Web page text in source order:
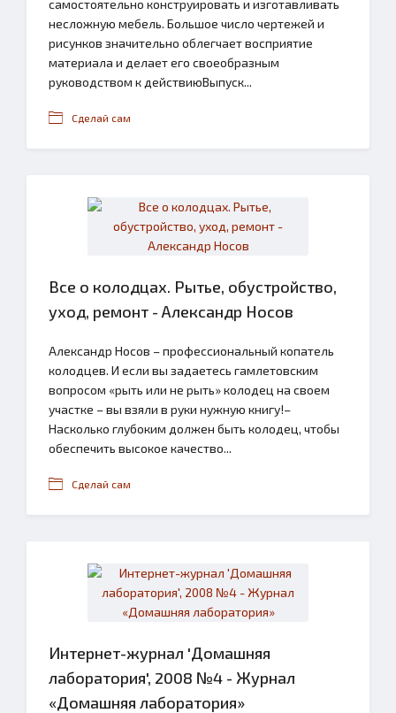
самостоятельно конструировать и изготавливать
несложную мебель. Большое число чертежей и
рисунков значительно облегчает восприятие
материала и делает его своеобразным
руководством к действиюВыпуск...
Сделай сам
Все о колодцах. Рытье, обустройство,
уход, ремонт - Александр Носов
Александр Носов – профессиональный копатель
колодцев. И если вы задаетесь гамлетовским
вопросом «рыть или не рыть» колодец на своем
участке – вы взяли в руки нужную книгу!–
Насколько глубоким должен быть колодец, чтобы
обеспечить высокое качество...
Сделай сам
Интернет-журнал 'Домашняя
лаборатория', 2008 №4 - Журнал
«Домашняя лаборатория»